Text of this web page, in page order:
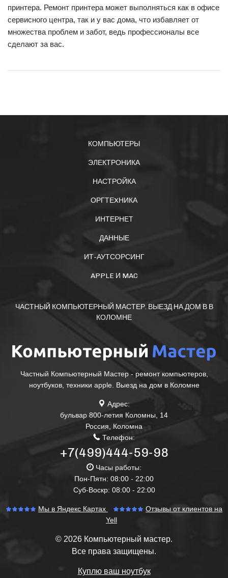
принтера. Ремонт принтера может выполняться как в офисе
сервисного центра, так и у вас дома, что избавляет от
множества проблем и забот, ведь профессионалы все
сделают за вас.
КОМПЬЮТЕРЫ
ЭЛЕКТРОНИКА
НАСТРОЙКА
ОРГТЕXНИКА
ИНТЕРНЕТ
ДАННЫЕ
ИТ-АУТСОРСИНГ
APPLE И MAC
ЧАСТНЫЙ КОМПЬЮТЕРНЫЙ МАСТЕР. ВЫЕЗД НА ДОМ В В
КОЛОМНЕ
Частный Компьютерный Мастер - ремонт компьютеров,
ноутбуков, техники apple. Выезд на дом в Коломне
Адрес:
бульвар 800-летия Коломны, 14
Россия, Коломна
Телефон:
+7(499)444-59-98
Часы работы:
Пон-Пятн: 08:00 - 22:00
Суб-Воскр: 08:00 - 22:00
Мы в Яндекс Картах
Отзывы от клиентов на
Yell
© 2026 Компьютерный мастер.
Все права защищены.
Куплю ваш ноутбук